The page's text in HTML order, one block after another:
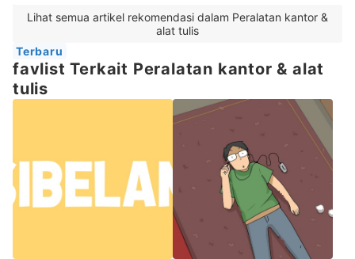
Lihat semua artikel rekomendasi dalam Peralatan kantor &
alat tulis
Terbaru
favlist Terkait Peralatan kantor & alat
tulis